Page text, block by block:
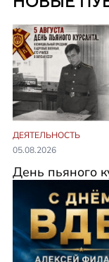
ДЕЯТЕЛЬНОСТЬ
05.08.2026
День пьяного